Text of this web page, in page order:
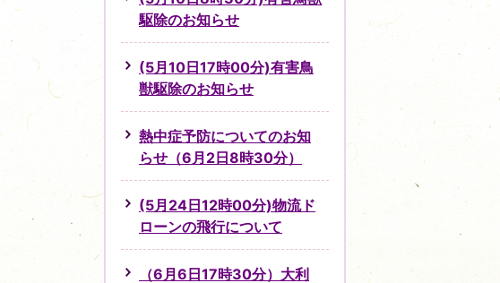
駆除のお知らせ
(5月10日17時00分)有害鳥
獣駆除のお知らせ
熱中症予防についてのお知
らせ（6月2日8時30分）
(5月24日12時00分)物流ド
ローンの飛行について
（6月6日17時30分）大利